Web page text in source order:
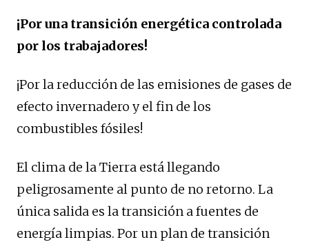
¡Por una transición energética controlada
por los trabajadores!
¡Por la reducción de las emisiones de gases de
efecto invernadero y el fin de los
combustibles fósiles!
El clima de la Tierra está llegando
peligrosamente al punto de no retorno. La
única salida es la transición a fuentes de
energía limpias. Por un plan de transición